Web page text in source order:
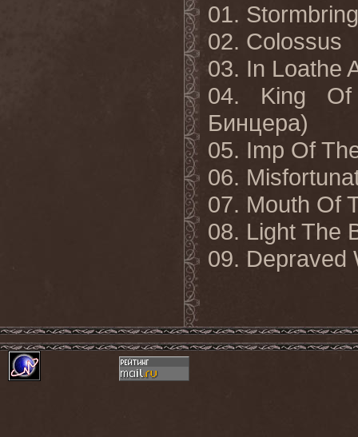
01.
02. Colossus
03. In Loathe
04. King
Of
Бинцера)
05. Imp Of
06.
07. Mouth Of
08. Light The
09. Depraved